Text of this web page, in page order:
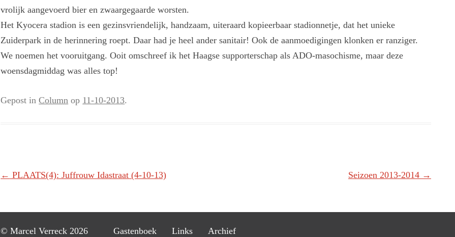
vrolijk aangevoerd bier en zwaargegaarde worsten.
Het Kyocera stadion is een gezinsvriendelijk, handzaam, uiteraard kopieerbaar stadionnetje, dat het unieke
Zuiderpark in de herinnering roept. Daar had je heel ander sanitair! Ook de aanmoedigingen klonken er ranziger.
We noemen het vooruitgang. Ooit omschreef ik het Haagse supporterschap als ADO-masochisme, maar deze
woensdagmiddag was alles top!
Gepost inColumn op 11-10-2013.
Berichtnavigatie
← PLAATS(4): Juffrouw Idastraat (4-10-13) Seizoen 2013-2014 →
© Marcel Verreck 2026Gastenboek Links Archief